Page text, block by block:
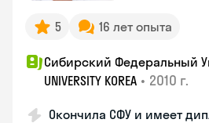
5 16 лет опыта
Сибирский Федеральный
UNIVERSITY KOREA • 2010 г.
Окончила СФУ и имеет